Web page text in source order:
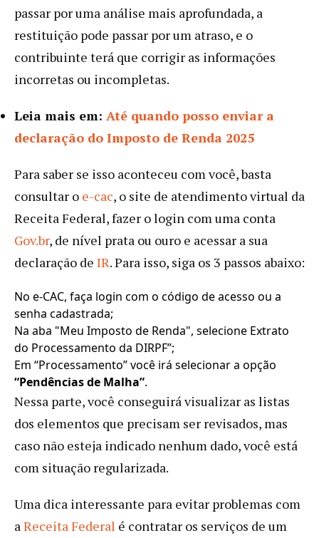
passar por uma análise mais aprofundada, a
restituição pode passar por um atraso, e o
contribuinte terá que corrigir as informações
incorretas ou incompletas.
Leia mais em: Até quando posso enviar a
declaração do Imposto de Renda 2025
Para saber se isso aconteceu com você, basta
consultar o e-cac, o site de atendimento virtual da
Receita Federal, fazer o login com uma conta
Gov.br, de nível prata ou ouro e acessar a sua
declaração de IR. Para isso, siga os 3 passos abaixo:
No e-CAC, faça login com o código de acesso ou a
senha cadastrada;
Na aba "Meu Imposto de Renda", selecione Extrato
do Processamento da DIRPF”;
Em “Processamento” você irá selecionar a opção
“Pendências de Malha”.
Nessa parte, você conseguirá visualizar as listas
dos elementos que precisam ser revisados, mas
caso não esteja indicado nenhum dado, você está
com situação regularizada.
Uma dica interessante para evitar problemas com
aReceita Federal é contratar os serviços de um